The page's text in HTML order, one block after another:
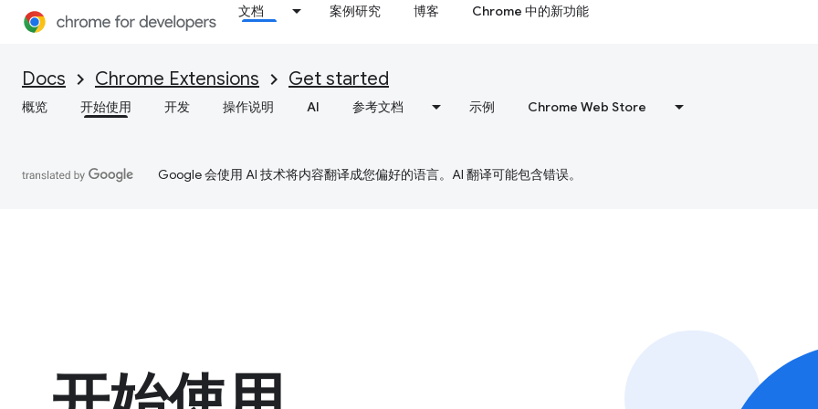
文档 案例研究 博客 Chrome 中的新功能
Docs Chrome Extensions Get started
概览 开始使用 开发 操作说明 AI 参考文档 示例 Chrome Web Store
Google 会使用 AI 技术将内容翻译成您偏好的语言。AI 翻译可能包含错误。